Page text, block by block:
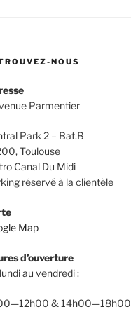
NOUS
Parmentier
Park 2 – Bat.B
Toulouse
Canal Du Midi
réservé à la clientèle
Map
d’ouverture
au vendredi :
& 14h00—18h00